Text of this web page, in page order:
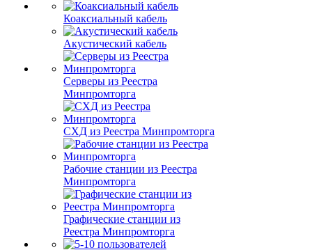
Коаксиальный кабель
Акустический кабель
Серверы из Реестра
Минпромторга
СХД из Реестра Минпромторга
Рабочие станции из Реестра
Минпромторга
Графические станции из
Реестра Минпромторга